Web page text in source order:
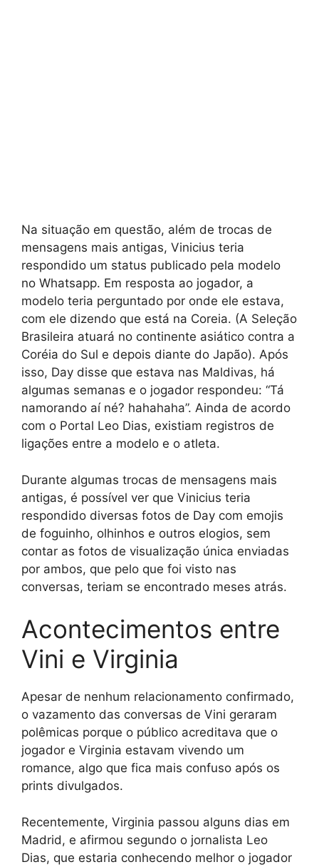
Na situação em questão, além de trocas de
mensagens mais antigas, Vinicius teria
respondido um status publicado pela modelo
no Whatsapp. Em resposta ao jogador, a
modelo teria perguntado por onde ele estava,
com ele dizendo que está na Coreia. (A Seleção
Brasileira atuará no continente asiático contra a
Coréia do Sul e depois diante do Japão). Após
isso, Day disse que estava nas Maldivas, há
algumas semanas e o jogador respondeu: “Tá
namorando aí né? hahahaha”. Ainda de acordo
com o Portal Leo Dias, existiam registros de
ligações entre a modelo e o atleta.
Durante algumas trocas de mensagens mais
antigas, é possível ver que Vinicius teria
respondido diversas fotos de Day com emojis
de foguinho, olhinhos e outros elogios, sem
contar as fotos de visualização única enviadas
por ambos, que pelo que foi visto nas
conversas, teriam se encontrado meses atrás.
Acontecimentos entre
Vini e Virginia
Apesar de nenhum relacionamento confirmado,
o vazamento das conversas de Vini geraram
polêmicas porque o público acreditava que o
jogador e Virginia estavam vivendo um
romance, algo que fica mais confuso após os
prints divulgados.
Recentemente, Virginia passou alguns dias em
Madrid, e afirmou segundo o jornalista Leo
Dias, que estaria conhecendo melhor o jogador